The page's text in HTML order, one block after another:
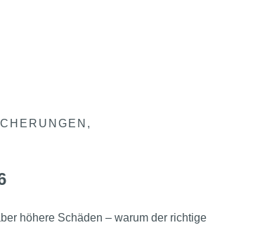
höhere Schäden – warum der richtige